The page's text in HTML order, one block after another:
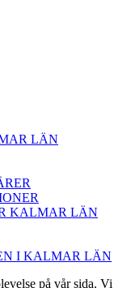
LÄN
KALMAR LÄN
I KALMAR LÄN
på vår sida. Vi